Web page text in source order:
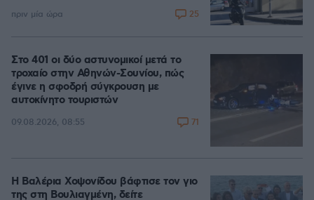
πριν μία ώρα 25
Στο 401 οι δύο αστυνομικοί μετά το
τροχαίο στην Αθηνών-Σουνίου, πώς
έγινε η σφοδρή σύγκρουση με
αυτοκίνητο τουριστών
09.08.2026, 08:55 71
Η Βαλέρια Χοψονίδου βάφτισε τον γιο
της στη Βουλιαγμένη, δείτε